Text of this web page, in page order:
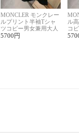
MONCLER モンクレー
ルプリント半袖Tシャ
ツコピー男女兼用大人
可愛い春夏コーデ
5700 円
ル
コ
ィ